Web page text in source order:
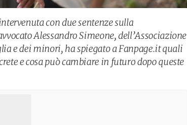
con due sentenze sulla
Alessandro Simeone, dell’Associazione
e dei minori, ha spiegato a Fanpage.it quali
e cosa può cambiare in futuro dopo queste